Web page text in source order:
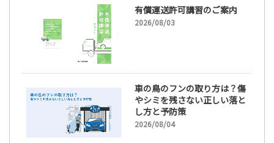
有償運送許可講習のご案内
2026/08/03
車の鳥のフンの取り方は？傷
やシミを残さない正しい落と
し方と予防策
2026/08/04